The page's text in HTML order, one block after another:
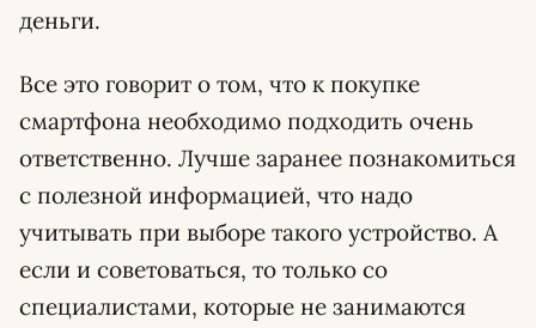
деньги.
Все это говорит о том, что к покупке
смартфона необходимо подходить очень
ответственно. Лучше заранее познакомиться
с полезной информацией, что надо
учитывать при выборе такого устройство. А
если и советоваться, то только со
специалистами, которые не занимаются